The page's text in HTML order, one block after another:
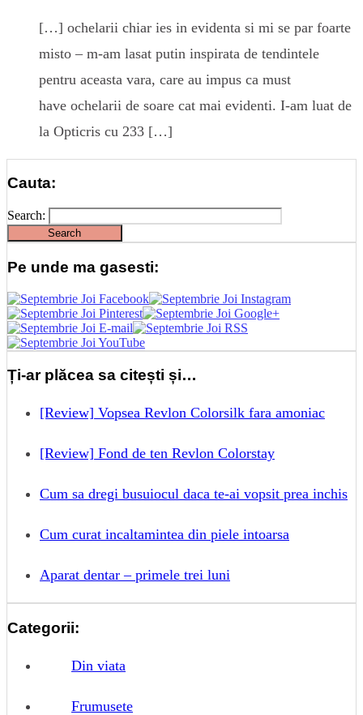
[…] ochelarii chiar ies in evidenta si mi se par foarte
misto – m-am lasat putin inspirata de tendintele
pentru aceasta vara, care au impus ca must
have ochelarii de soare cat mai evidenti. I-am luat de
la Opticris cu 233 […]
Cauta:
Search:
Pe unde ma gasesti:
Ți-ar plăcea sa citești și…
[Review] Vopsea Revlon Colorsilk fara amoniac
[Review] Fond de ten Revlon Colorstay
Cum sa dregi busuiocul daca te-ai vopsit prea inchis
Cum curat incaltamintea din piele intoarsa
Aparat dentar – primele trei luni
Categorii:
Din viata
Frumusete